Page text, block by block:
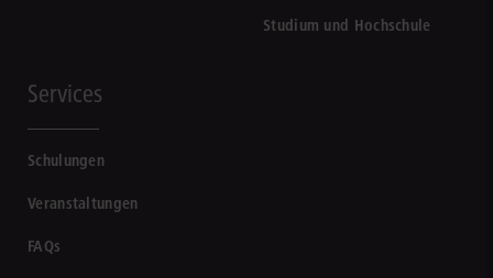
Studium und Hochschule
Services
Schulungen
Veranstaltungen
FAQs